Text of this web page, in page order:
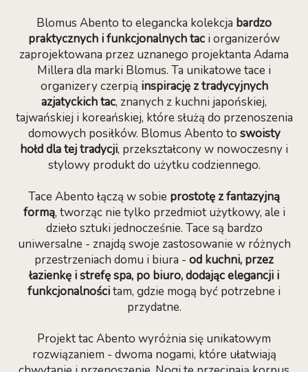
Blomus Abento to elegancka kolekcja bardzo
praktycznych i funkcjonalnych tac i organizerów
zaprojektowana przez uznanego projektanta Adama
Millera dla marki Blomus. Ta unikatowe tace i
organizery czerpią inspirację z tradycyjnych
azjatyckich tac, znanych z kuchni japońskiej,
tajwańskiej i koreańskiej, które służą do przenoszenia
domowych posiłków. Blomus Abento to swoisty
hołd dla tej tradycji, przekształcony w nowoczesny i
stylowy produkt do użytku codziennego.
Tace Abento łączą w sobie prostotę z fantazyjną
formą, tworząc nie tylko przedmiot użytkowy, ale i
dzieło sztuki jednocześnie. Tace są bardzo
uniwersalne - znajdą swoje zastosowanie w różnych
przestrzeniach domu i biura - od kuchni, przez
łazienkę i strefę spa, po biuro, dodając elegancji i
funkcjonalnościtam, gdzie mogą być potrzebne i
przydatne.
Projekt tac Abento wyróżnia się unikatowym
rozwiązaniem - dwoma nogami, które ułatwiają